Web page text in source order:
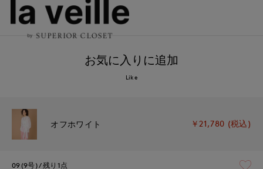
お気に入りに追加
Like
オフホワイト ￥21,780 (税込)
09(9号) 残り1点